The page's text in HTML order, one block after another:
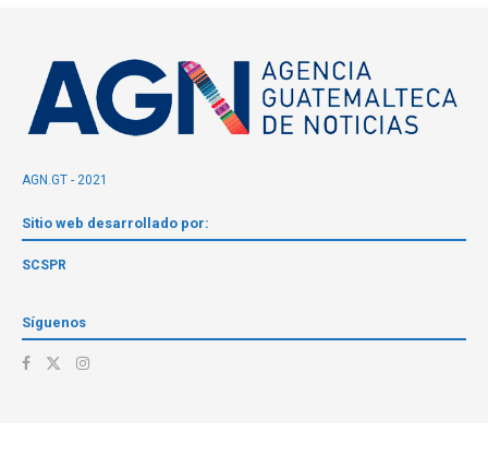
AGN.GT - 2021
Sitio web desarrollado por:
SCSPR
Síguenos